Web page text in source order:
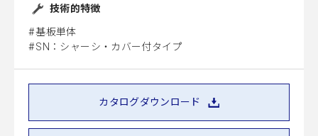
技術的特徴
基板単体
SN：シャーシ・カバー付タイプ
カタログダウンロード